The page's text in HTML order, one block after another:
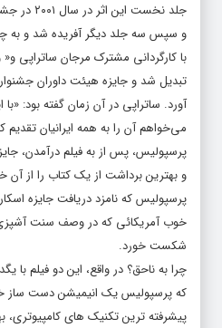
جلد نخست
با کارگردانی مشترک مرجان ساتراپی و«
تبدیل شد و جایزه هیئت داوران
آورد. ساتراپی در آن زمان گفته بود:
می‌خواهم آن را به همه ایرانیان تقدیم
پرسپولیس، پس از به فیلم درآمدن،
و بهترین برداشت از یک کتاب را از
پرسپولیس که نامزد دریافت جایزه اسکار
خوب آمریکائی که در وصف سنت
شکست خورد.
چرا به ناحق؟ در واقع، این دو فیلم با
که پرسپولیس یک انیمیشن دست ساز
پیشرفته ترین تکنیک های